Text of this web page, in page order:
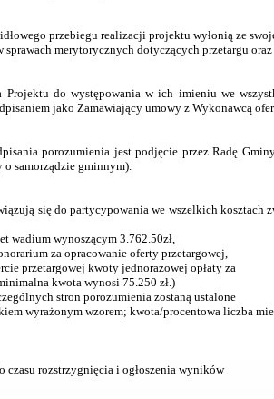
przebiegu realizacji projektu wyłonią ze
merytorycznych dotyczących przetargu
Projektu do występowania w ich imieniu we
jako Zamawiający umowy z Wykonawcą
porozumienia jest podjęcie przez Radę
o samorządzie gminnym).
się do partycypowania we wszelkich kosztach
wadium wynoszącym 3.762.50zł,
za opracowanie oferty przetargowej,
przetargowej kwoty jednorazowej opłaty za
kwota wynosi 75.250 zł.)
stron porozumienia zostaną ustalone
wyrażonym wzorem; kwota/procentowa liczba
czasu rozstrzygnięcia i ogłoszenia wyników